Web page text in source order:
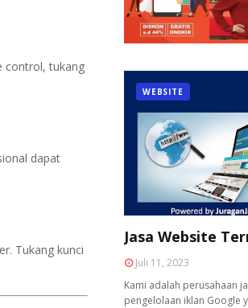
control, tukang
dapat
Tukang kunci
WEBSITE
Jasa Website
Juli 11, 2023
Kami adalah perusahaan
pengelolaan iklan Google